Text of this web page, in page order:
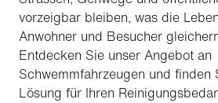
vorzeigbar bleiben, was die
Anwohner und Besucher
Entdecken Sie unser Angebot an
Schwemmfahrzeugen und
Lösung für Ihren